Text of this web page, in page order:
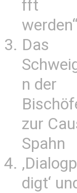
fft
werden“
Das
n der
zur
Spahn
digt‘